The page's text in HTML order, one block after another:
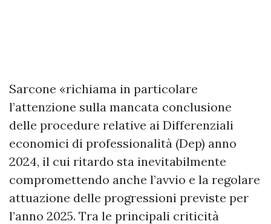
Sarcone «richiama in particolare
l’attenzione sulla mancata conclusione
delle procedure relative ai Differenziali
economici di professionalità (Dep) anno
2024, il cui ritardo sta inevitabilmente
compromettendo anche l’avvio e la regolare
attuazione delle progressioni previste per
l’anno 2025. Tra le principali criticità